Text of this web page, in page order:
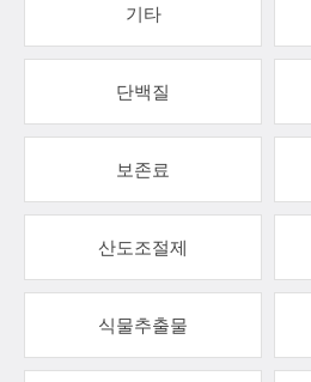
기타
단백질
보존료
산도조절제
식물추출물